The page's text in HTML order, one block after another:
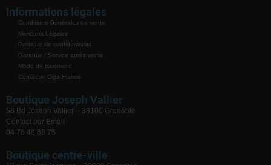
Informations légales
Conditions Générales de vente
Mentions Légales
Politique de confidentialité
Garantie / Service après vente
Mode de paiement
Contacter Ciga France
Boutique Joseph Vallier
58 Bd Joseph Vallier – 38100 Grenoble
Contact par Email
04 76 48 68 75
Boutique centre-ville